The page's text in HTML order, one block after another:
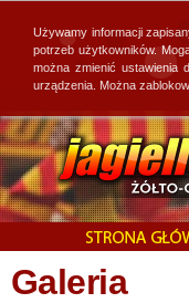
Galeria
Używamy informacji
potrzeb użytkowników.
można zmienić ustawienia
urządzenia. Można